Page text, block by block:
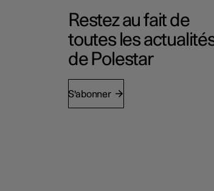
Restez au fait de
toutes les
de Polestar
S'abonner